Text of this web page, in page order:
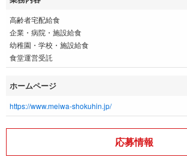
高齢者宅配給食
企業・病院・施設給食
幼稚園・学校・施設給食
食堂運営受託
ホームページ
https://www.meiwa-shokuhin.jp/
応募情報